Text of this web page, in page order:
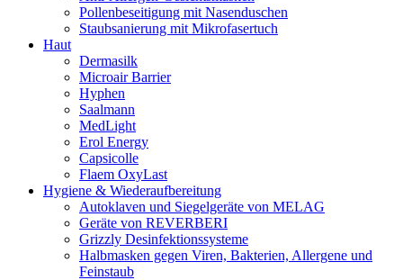
Pollenbeseitigung mit Nasenduschen
Staubsanierung mit Mikrofasertuch
Haut
Dermasilk
Microair Barrier
Hyphen
Saalmann
MedLight
Erol Energy
Capsicolle
Flaem OxyLast
Hygiene & Wiederaufbereitung
Autoklaven und Siegelgeräte von MELAG
Geräte von REVERBERI
Grizzly Desinfektionssysteme
Halbmasken gegen Viren, Bakterien, Allergene und
Feinstaub